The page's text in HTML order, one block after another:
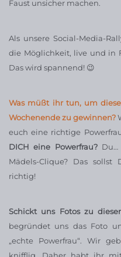
Faust unsicher machen.
Als unsere Social-Media-
die Möglichkeit, live und in
Das wird spannend! 😉
Was müßt ihr tun, um
Wochenende zu gewinnen?
euch eine richtige
DICH eine Powerfrau?Du…
Mädels-Clique? Das
richtig!
Schickt uns Fotos zu
begründet uns das Foto
„echte Powerfrau“. Wir